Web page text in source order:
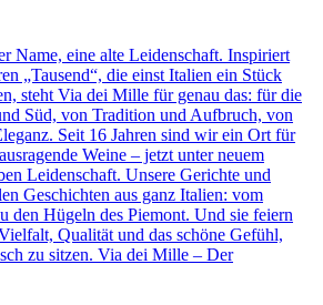
Name, eine alte Leidenschaft. Inspiriert
„Tausend“, die einst Italien ein Stück
steht Via dei Mille für genau das: für die
Süd, von Tradition und Aufbruch, von
Seit 16 Jahren sind wir ein Ort für
Weine – jetzt unter neuem
Leidenschaft. Unsere Gerichte und
Geschichten aus ganz Italien: vom
den Hügeln des Piemont. Und sie feiern
Qualität und das schöne Gefühl,
zu sitzen. Via dei Mille – Der